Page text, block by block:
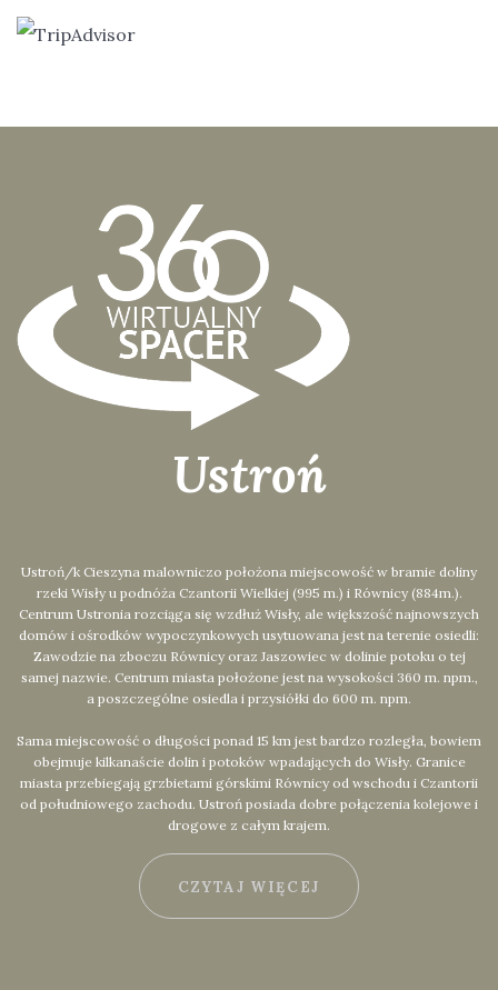
Ustroń
Ustroń/k Cieszyna malowniczo położona miejscowość w bramie doliny
rzeki Wisły u podnóża Czantorii Wielkiej (995 m.) i Równicy (884m.).
Centrum Ustronia rozciąga się wzdłuż Wisły, ale większość najnowszych
domów i ośrodków wypoczynkowych usytuowana jest na terenie osiedli:
Zawodzie na zboczu Równicy oraz Jaszowiec w dolinie potoku o tej
samej nazwie. Centrum miasta położone jest na wysokości 360 m. npm.,
a poszczególne osiedla i przysiółki do 600 m. npm.
Sama miejscowość o długości ponad 15 km jest bardzo rozległa, bowiem
obejmuje kilkanaście dolin i potoków wpadających do Wisły. Granice
miasta przebiegają grzbietami górskimi Równicy od wschodu i Czantorii
od południowego zachodu. Ustroń posiada dobre połączenia kolejowe i
drogowe z całym krajem.
CZYTAJ WIĘCEJ